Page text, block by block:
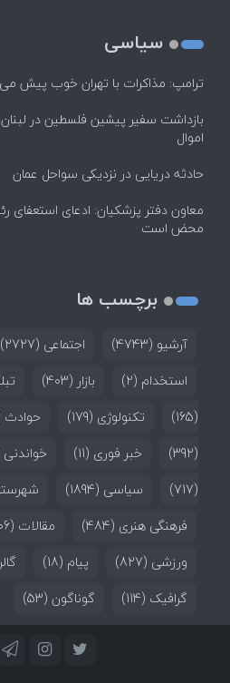
سیاسی
ترامپ: مذاکرات با تهران خوب پیش
بازداشت سفیر پیشین فلسطین در
اموال
حادثه دریایی در نزدیکی سواحل عمان
معاون دفتر پزشکیان: ادعای
محض است
برچسب ها
آرشیو (4743) اجتماعی (2727)
استخدام (2) بازار (403)
(165)
تکنولوژی (179) حوادث
(392)
خبر فوری (11) خواندنی
(717)
سیاسی (1894)
فرهنگی هنری (484) مقالات (506)
ورزشی (827) پیام (18)
گرافیک (114) گوناگون (53)